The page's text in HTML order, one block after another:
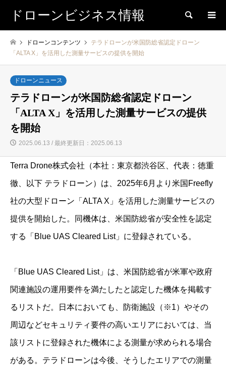
ドローンビジネス情報 検索
ドローンコンテンツ
テラドローンが米国防総省認定ドローン
「ALTA X」を活用した測量サービスの提供を開始
ドローンニュース
テラドローンが米国防総省認定ドローン
「ALTA X」を活用した測量サービスの提供
を開始
2025.06.13 / 最終更新日：2025.06.13
Terra Drone株式会社（本社：東京都渋谷区、代表：徳重
徹、以下 テラドローン）は、2025年6月より米国Freefly
社の大型ドローン「ALTA X」を活用した測量サービスの
提供を開始した。同機体は、米国防総省が安全性を認定
する「Blue UAS Cleared List」に登録されている。
「Blue UAS Cleared List」は、米国防総省が米軍や政府
関連施設の運用要件を満たしたと認定した機体を掲載す
るリストだ。日本においても、防衛施設（※1）やその
周辺などセキュリティ要件の高いエリアにおいては、当
該リストに登録された機体による測量が求められる場合
がある。テラドローンは今後、そうしたエリアでの測量